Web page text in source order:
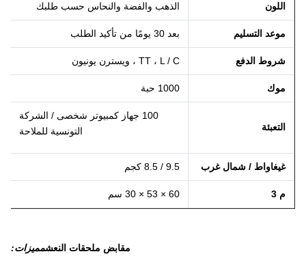
اللون الذهب والفضة والنحاس حسب طلبك
موعد التسليم بعد 30 يومًا من تأكيد الطلب
شروط الدفع TT ، L / C ، ويسترن يونيون
موك 1000 حبة
التعبئة
100 جهاز كمبيوتر شخصى / الشركة
التونسية للملاحة
غيغاواط / شمال غرب 9.5 / 8.5 كجم
م 3 60 × 53 × 30 سم
مقابض ملحقات النعشمميزات: